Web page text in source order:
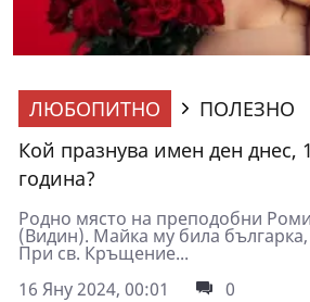
ЛЮБОПИТНО
ПОЛЕЗНО
Кой празнува имен ден днес,
година?
Родно място на преподобни
(Видин). Майка му била
При св. Кръщение...
16 Яну 2024, 00:01
0